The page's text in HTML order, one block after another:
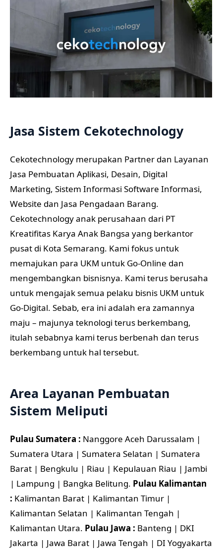
Jasa Sistem Cekotechnology
Cekotechnology merupakan Partner dan Layanan
Jasa Pembuatan Aplikasi, Desain, Digital
Marketing, Sistem Informasi Software Informasi,
Website dan Jasa Pengadaan Barang.
Cekotechnology anak perusahaan dari PT
Kreatifitas Karya Anak Bangsa yang berkantor
pusat di Kota Semarang. Kami fokus untuk
memajukan para UKM untuk Go-Online dan
mengembangkan bisnisnya. Kami terus berusaha
untuk mengajak semua pelaku bisnis UKM untuk
Go-Digital. Sebab, era ini adalah era zamannya
maju – majunya teknologi terus berkembang,
itulah sebabnya kami terus berbenah dan terus
berkembang untuk hal tersebut.
Area Layanan Pembuatan
Sistem Meliputi
Pulau Sumatera : Nanggore Aceh Darussalam |
Sumatera Utara | Sumatera Selatan | Sumatera
Barat | Bengkulu | Riau | Kepulauan Riau | Jambi
| Lampung | Bangka Belitung. Pulau Kalimantan
: Kalimantan Barat | Kalimantan Timur |
Kalimantan Selatan | Kalimantan Tengah |
Kalimantan Utara. Pulau Jawa : Banteng | DKI
Jakarta | Jawa Barat | Jawa Tengah | DI Yogyakarta